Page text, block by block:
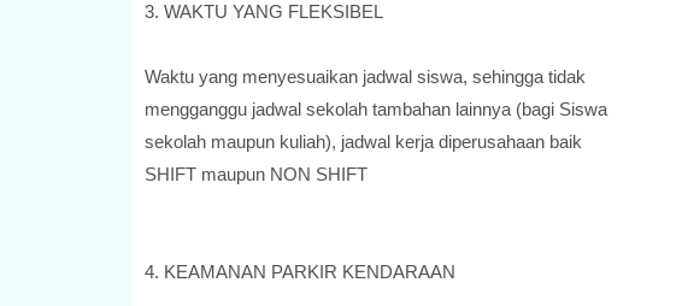
3. WAKTU YANG FLEKSIBEL
Waktu yang menyesuaikan jadwal siswa, sehingga tidak
mengganggu jadwal sekolah tambahan lainnya (bagi Siswa
sekolah maupun kuliah), jadwal kerja diperusahaan baik
SHIFT maupun NON SHIFT
4. KEAMANAN PARKIR KENDARAAN